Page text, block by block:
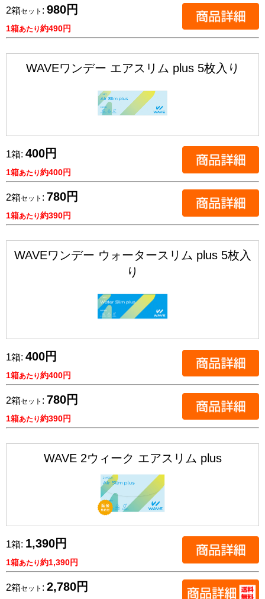
2箱セット : 980円
1箱あたり約490円
WAVEワンデー エアスリム plus 5枚入り
1箱: 400円
1箱あたり約400円
2箱セット : 780円
1箱あたり約390円
WAVEワンデー ウォータースリム plus 5枚入
り
1箱: 400円
1箱あたり約400円
2箱セット : 780円
1箱あたり約390円
WAVE 2ウィーク エアスリム plus
1箱: 1,390円
1箱あたり約1,390円
2箱セット : 2,780円